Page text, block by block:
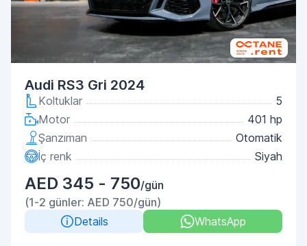
Audi RS3 Gri 2024
Koltuklar
5
Motor
401 hp
Şanzıman
Otomatik
İç renk
Siyah
AED 345 - 750/gün
(1-2 günler: AED 750/gün)
Details
WhatsApp